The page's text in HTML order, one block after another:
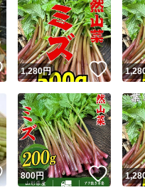
安心取引出品者
安心取引出品者
取引実績
取引実績◯+ この
他フリマ実績◯+ この
こ
商品画像の無断転載は
コピーは1商品につき1
いいね！
1,280円 いいね
いいね！
800円 いいね